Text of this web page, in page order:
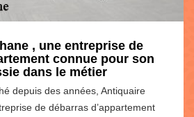
, une entreprise de
connue pour son
dans le métier
depuis des années, Antiquaire
de débarras d’appartement